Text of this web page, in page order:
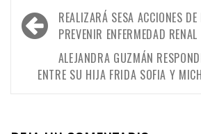
Navegación
de
entradas
REALIZARÁ SESA ACCIONES
PREVENIR ENFERMEDAD
ALEJANDRA GUZMÁN
ENTRE SU HIJA FRIDA SOFIA Y